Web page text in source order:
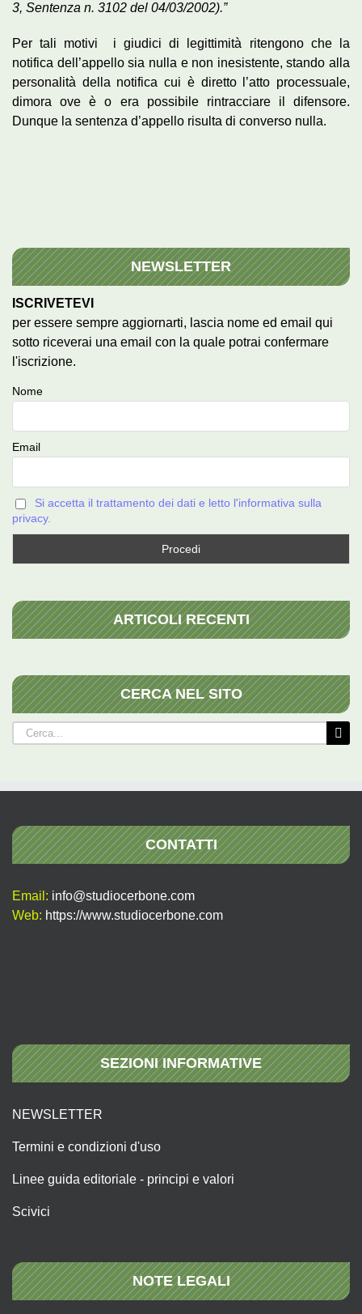
3, Sentenza n. 3102 del 04/03/2002).”
Per tali motivi i giudici di legittimità ritengono che la
notifica dell’appello sia nulla e non inesistente, stando alla
personalità della notifica cui è diretto l’atto processuale,
dimora ove è o era possibile rintracciare il difensore.
Dunque la sentenza d’appello risulta di converso nulla.
NEWSLETTER
ISCRIVETEVI
per essere sempre aggiornarti, lascia nome ed email qui
sotto riceverai una email con la quale potrai confermare
l'iscrizione.
Nome
Email
Si accetta il trattamento dei dati e letto l'informativa sulla
privacy.
ARTICOLI RECENTI
CERCA NEL SITO
Cerca
per:
CONTATTI
Email: info@studiocerbone.com
Web: https://www.studiocerbone.com
SEZIONI INFORMATIVE
NEWSLETTER
Termini e condizioni d'uso
Linee guida editoriale - principi e valori
Scivici
NOTE LEGALI